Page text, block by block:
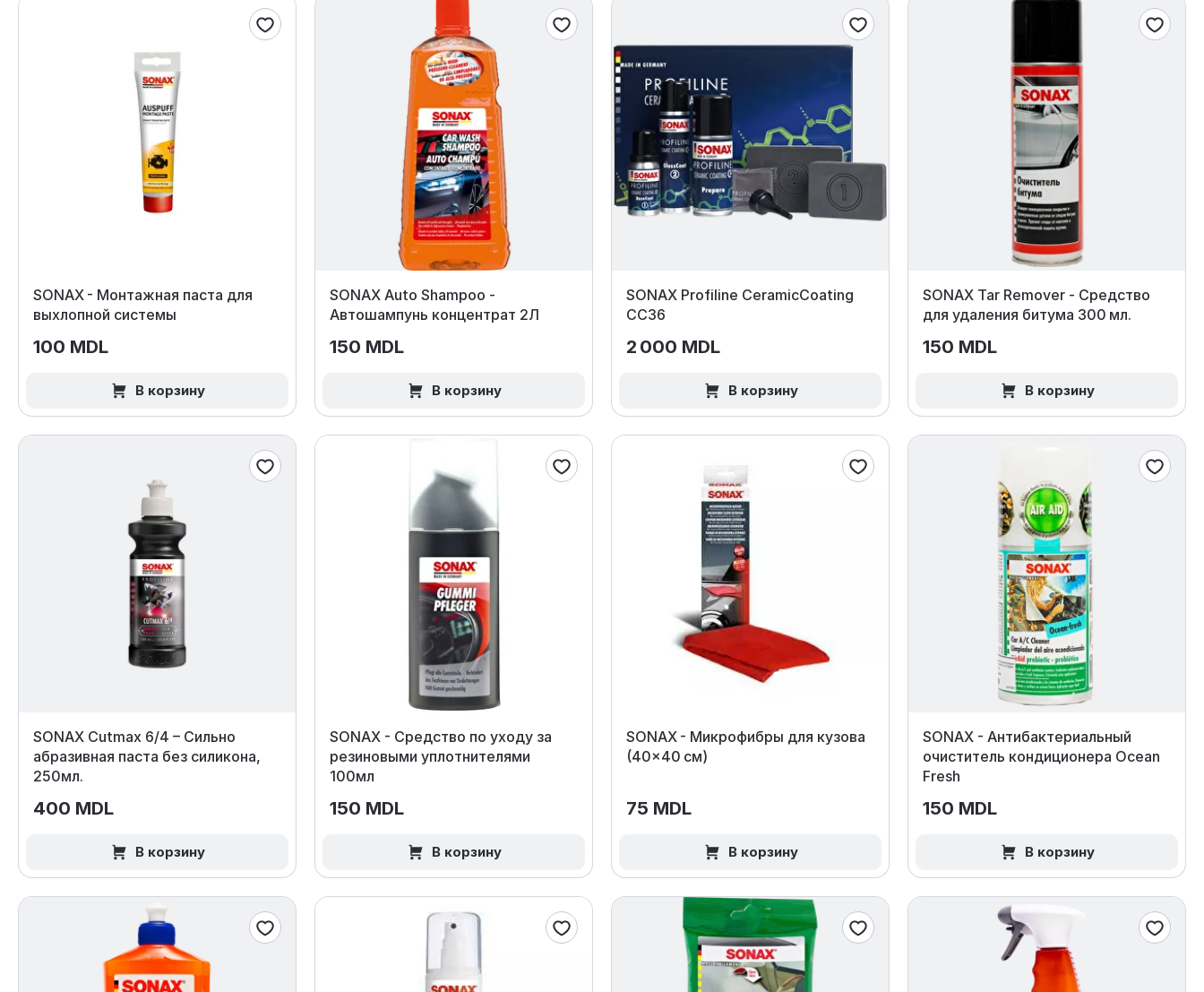
SONAX - Монтажная паста для
выхлопной системы
100 MDL
В корзину
SONAX Auto Shampoo -
Автошампунь концентрат 2Л
150 MDL
В корзину
SONAX Profiline CeramicCoating
CC36
2 000 MDL
В корзину
SONAX Tar Remover - Средство
для удаления битума 300 мл.
150 MDL
В корзину
SONAX Cutmax 6/4 – Сильно
абразивная паста без силикона,
250мл.
400 MDL
В корзину
SONAX - Средство по уходу за
резиновыми уплотнителями
100мл
150 MDL
В корзину
SONAX - Микрофибры для кузова
(40×40 см)
75 MDL
В корзину
SONAX - Антибактериальный
очиститель кондиционера Ocean
Fresh
150 MDL
В корзину